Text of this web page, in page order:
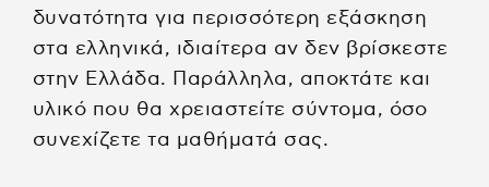
δυνατότητα για περισσότερη εξάσκηση
στα ελληνικά, ιδιαίτερα αν δεν βρίσκεστε
στην Ελλάδα. Παράλληλα, αποκτάτε και
υλικό που θα χρειαστείτε σύντομα, όσο
συνεχίζετε τα μαθήματά σας.